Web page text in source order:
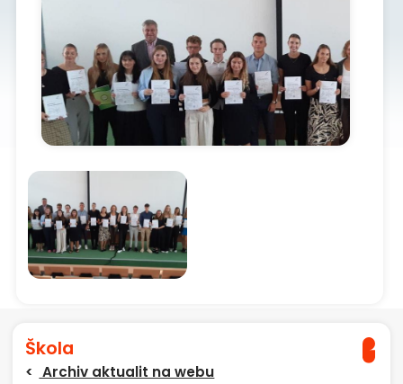
Škola
Archiv aktualit na webu